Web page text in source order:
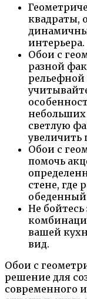
квадраты,
интерьера.
Обои с
разной
рельефной
небольших
светлую
увеличить
Обои с
помочь
стене, где
обеденный
Не
вашей
вид.
Обои с
решение для
современного